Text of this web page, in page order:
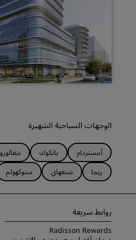
الوجهات السياحية الشهيرة
أمستردام بانكوك بنغالورو
ريجا
شنغهاي ستوكهولم
روابط سريعة
Radisson Rewards